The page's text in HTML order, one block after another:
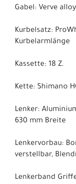
Gabel: Verve
Kurbelsatz:
Kurbelarmlänge
Kassette: 18 Z.
Kette: Shimano
Lenker:
630 mm Breite
Lenkervorbau:
verstellbar,
Lenkerband